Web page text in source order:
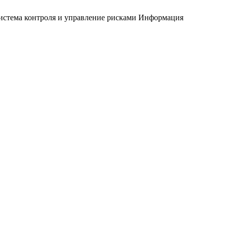
контроля и управление рисками Информация